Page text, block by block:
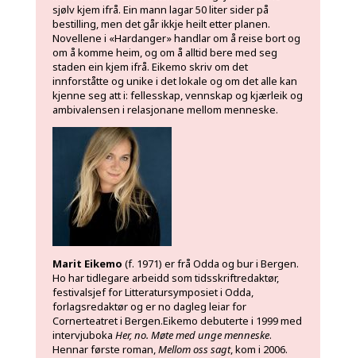
sjølv kjem ifrå. Ein mann lagar 50 liter sider på
bestilling, men det går ikkje heilt etter planen.
Novellene i «Hardanger» handlar om å reise bort og
om å komme heim, og om å alltid bere med seg
staden ein kjem ifrå. Eikemo skriv om det
innforståtte og unike i det lokale og om det alle kan
kjenne seg att i: fellesskap, vennskap og kjærleik og
ambivalensen i relasjonane mellom menneske.
Marit Eikemo (f. 1971) er frå Odda og bur i Bergen.
Ho har tidlegare arbeidd som tidsskriftredaktør,
festivalsjef for Litteratursymposiet i Odda,
forlagsredaktør og er no dagleg leiar for
Cornerteatret i Bergen.Eikemo debuterte i 1999 med
intervjuboka Her, no. Møte med unge menneske.
Hennar første roman,Mellom oss sagt, kom i 2006.